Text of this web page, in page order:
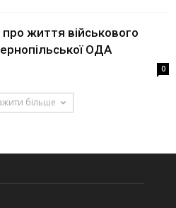
життя військового
ОДА
0
більше